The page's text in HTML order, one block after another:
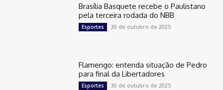
Brasília Basquete recebe o Paulistano
pela terceira rodada do NBB
Esportes 30 de outubro de 2025
Flamengo: entenda situação de Pedro
para final da Libertadores
Esportes 30 de outubro de 2025